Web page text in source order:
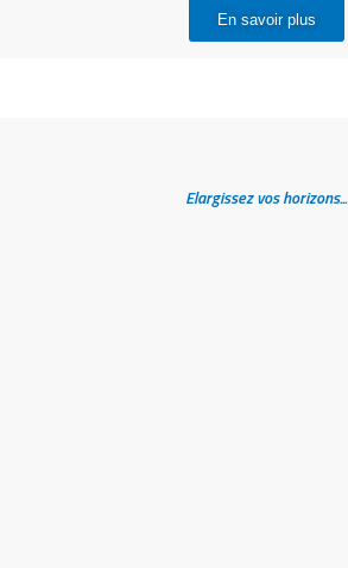
En savoir plus
Elargissez vos horizons...